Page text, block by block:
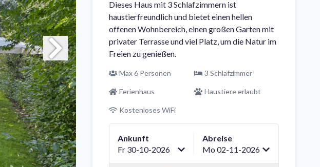
Dieses Haus mit 3 Schlafzimmern ist
haustierfreundlich und bietet einen hellen
offenen Wohnbereich, einen großen Garten mit
privater Terrasse und viel Platz, um die Natur im
Freien zu genießen.
Max 6 Personen 3 Schlafzimmer
Ferienhaus Haustiere erlaubt
Kostenloses WiFi
Ankunft
Fr 30-10-2026
Abreise
Mo 02-11-2026